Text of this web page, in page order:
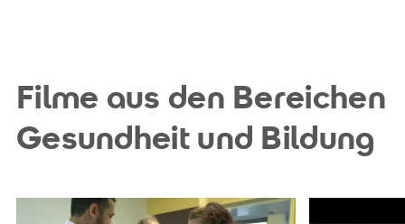
Filme aus den Bereichen
Gesundheit und Bildung